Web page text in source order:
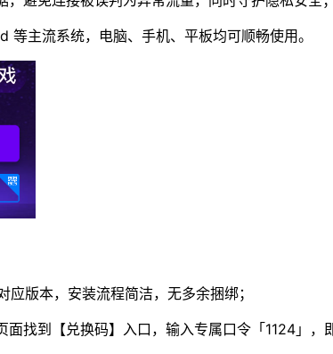
主流系统，电脑、手机、平板均可顺畅使用。
版本，安装流程简洁，无多余捆绑；
面找到【兑换码】入口，输入专属口令「1124」，